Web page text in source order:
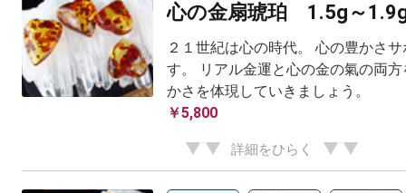
心の金扇琥珀 1.5g～
２１世紀は心の時代。 心の豊かさ
す。 リアル金運と心の金の氣の両
かさを体現していきましょう。
￥5,800
詳細をひらく